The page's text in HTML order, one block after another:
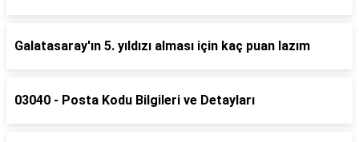
Galatasaray'ın 5. yıldızı alması için kaç puan lazım
03040 - Posta Kodu Bilgileri ve Detayları